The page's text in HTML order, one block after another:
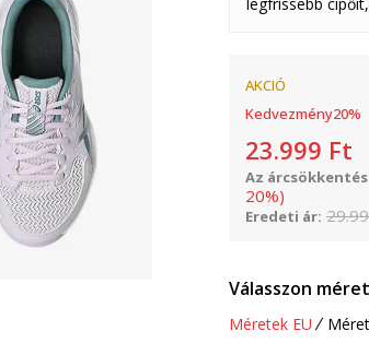
AKCIÓ
Kedvezmény20%
23.999 Ft
Az
20%)
Eredeti ár:
Válasszon
Méretek EU